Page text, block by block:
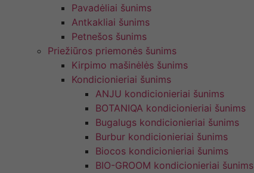
Pavadėliai šunims
Antkakliai šunims
Petnešos šunims
Priežiūros priemonės šunims
Kirpimo mašinėlės šunims
Kondicionieriai šunims
ANJU kondicionieriai šunims
BOTANIQA kondicionieriai šunims
Bugalugs kondicionieriai šunims
Burbur kondicionieriai šunims
Biocos kondicionieriai šunims
BIO-GROOM kondicionieriai šunims